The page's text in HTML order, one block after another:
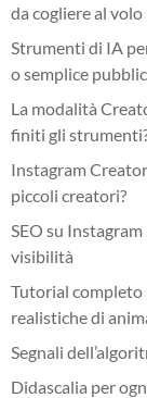
da cogliere al volo
Strumenti di IA
o semplice
La modalità
finiti gli
Instagram
piccoli creatori?
SEO su
visibilità
Tutorial completo
realistiche di
Segnali
Didascalia per